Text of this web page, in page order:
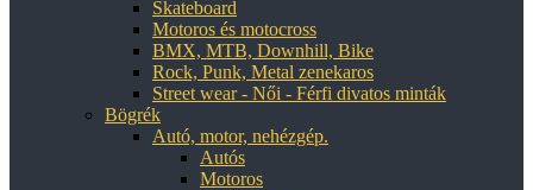
Skateboard
Motoros és motocross
BMX, MTB, Downhill, Bike
Rock, Punk, Metal zenekaros
Street wear - Női - Férfi divatos minták
Bögrék
Autó, motor, nehézgép.
Autós
Motoros